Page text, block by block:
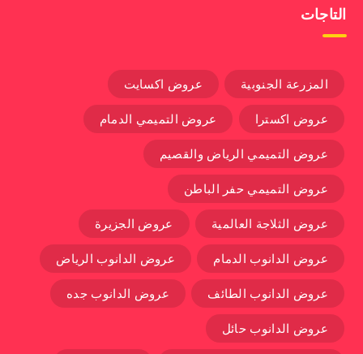
التاجات
المزرعة الجنوبية عروض اكسايت
عروض اكسترا عروض التميمي الدمام
عروض التميمي الرياض والقصيم
عروض التميمي حفر الباطن
عروض الثلاجة العالمية عروض الجزيرة
عروض الدانوب الدمام عروض الدانوب الرياض
عروض الدانوب الطائف عروض الدانوب جده
عروض الدانوب حائل